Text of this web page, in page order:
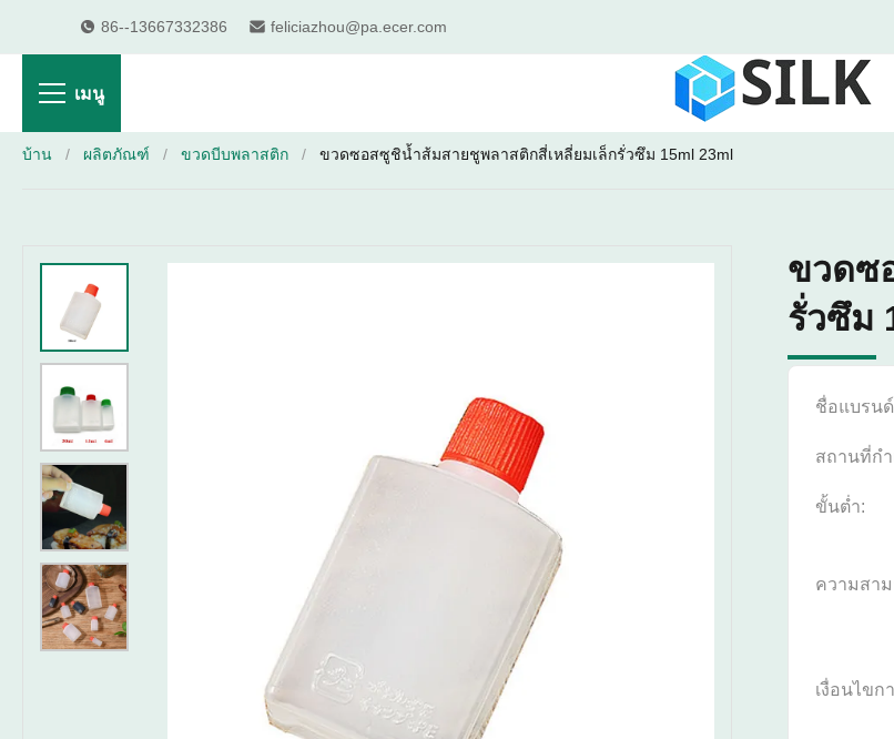
86--13667332386 feliciazhou@pa.ecer.com
เมนู
บ้าน / ผลิตภัณฑ์ / ขวดบีบพลาสติก / ขวดซอสซูชิน้ำส้มสายชูพลาสติกสี่เหลี่ยมเล็กรั่วซึม 15ml 23ml
ขวดซ
รั่วซึม
ชื่อแบรน
สถานที่กำ
ขั้นต่ำ:
ความสา
เงื่อนไขก